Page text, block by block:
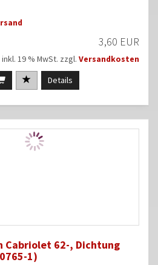
3,60 EUR
inkl. 19 % MwSt. zzgl. Versandkosten
Details
Cabriolet 62-, Dichtung
1)